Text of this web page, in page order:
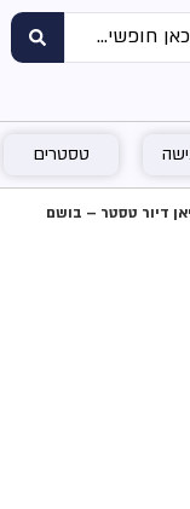
טסטרים
דיור טסטר – בושם